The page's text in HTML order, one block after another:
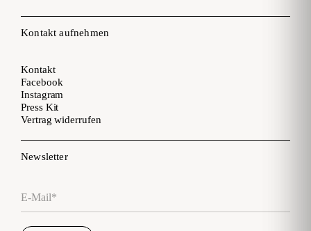
Kontakt aufnehmen
Kontakt
Facebook
Instagram
Press Kit
Vertrag widerrufen
Newsletter
E-Mail*